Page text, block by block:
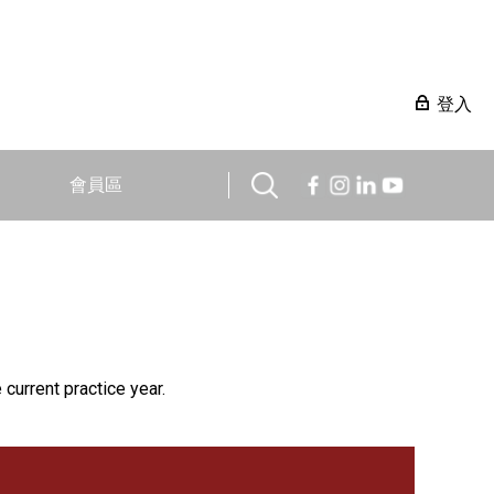
登入
會員區
practice year.